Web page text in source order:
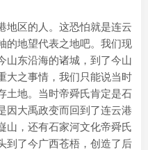
地区的人。这恐怕就是连云
的地望代表之地吧。我们现
山东沿海的诸城，到了今山
大之事情，我们只能说当时
土地。当时帝舜氏肯定是石
因大禹政变而回到了连云港
山，还有石家河文化帝舜氏
到了今广西苍梧，创造了后